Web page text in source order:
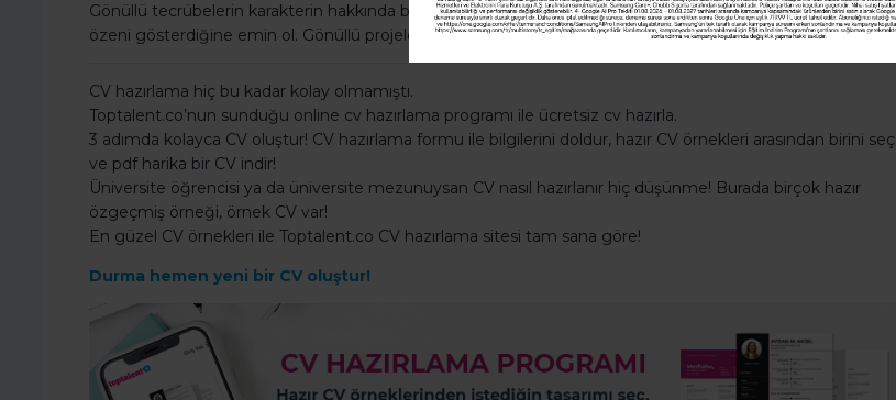
Gönüllü tecrübelerin karakterin hakkında bilgi vermesi anlamında önemlidir. Bu bölüm için de gereken
özeni gösterdiğine emin ol. Gönüllü projelere katıldıysan, CV'nde mutlaka bunlara yer ver.
CV hazırlama hiç bu kadar kolay olmamıştı.
Toptalent.co’nun sunduğu online cv hazırlama programı ile ücretsiz cv hazırla.
3 adımda kolayca CV oluştur! CV hazırlama formu ile bilgilerini doldur, hazır CV örnekleri arasından birini seç
ve pdf harika bir CV indir!
Üniversite öğrencisi ya da üniversite mezunuysan CV nasıl hazırlanır hiç düşünme! Burada birçok hazır
özgeçmiş örneği, örnek CV var!
En güzel CV örnekleri ile Toptalent.co CV hazırlama sitesi tam sana göre!
Durma hemen yeni bir CV oluştur!